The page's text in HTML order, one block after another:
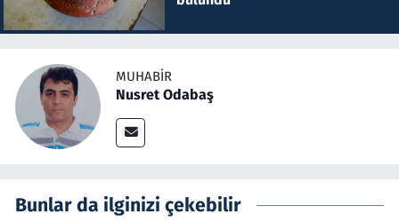
MUHABIR
Nusret Odabaş
Bunlar da ilginizi çekebilir